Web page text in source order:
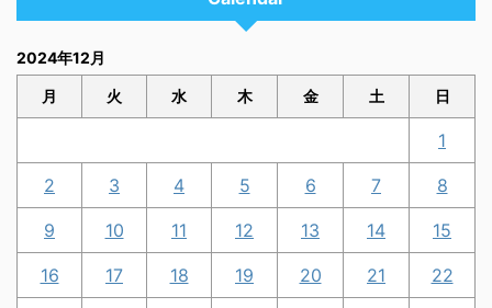
2024年12月
月 火 水 木 金 土 日
1
2 3 4 5 6 7 8
9 10 11 12 13 14 15
16 17 18 19 20 21 22